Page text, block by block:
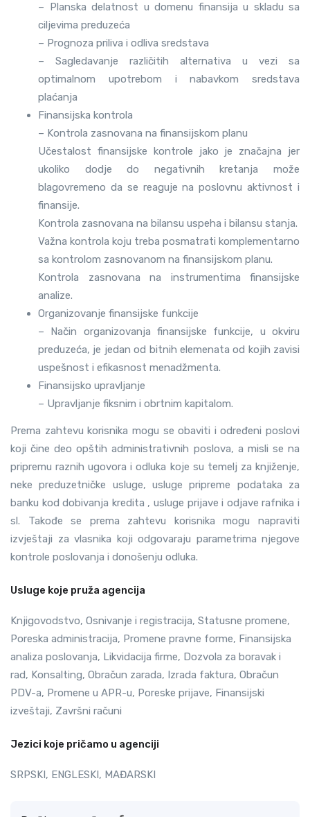
– Planska delatnost u domenu finansija u skladu sa
ciljevima preduzeća
– Prognoza priliva i odliva sredstava
– Sagledavanje različitih alternativa u vezi sa
optimalnom upotrebom i nabavkom sredstava
plaćanja
Finansijska kontrola
– Kontrola zasnovana na finansijskom planu
Učestalost finansijske kontrole jako je značajna jer
ukoliko dodje do negativnih kretanja može
blagovremeno da se reaguje na poslovnu aktivnost i
finansije.
Kontrola zasnovana na bilansu uspeha i bilansu stanja.
Važna kontrola koju treba posmatrati komplementarno
sa kontrolom zasnovanom na finansijskom planu.
Kontrola zasnovana na instrumentima finansijske
analize.
Organizovanje finansijske funkcije
– Način organizovanja finansijske funkcije, u okviru
preduzeća, je jedan od bitnih elemenata od kojih zavisi
uspešnost i efikasnost menadžmenta.
Finansijsko upravljanje
– Upravljanje fiksnim i obrtnim kapitalom.
Prema zahtevu korisnika mogu se obaviti i određeni poslovi
koji čine deo opštih administrativnih poslova, a misli se na
pripremu raznih ugovora i odluka koje su temelj za knjiženje,
neke preduzetničke usluge, usluge pripreme podataka za
banku kod dobivanja kredita , usluge prijave i odjave rafnika i
sl. Takođe se prema zahtevu korisnika mogu napraviti
izvještaji za vlasnika koji odgovaraju parametrima njegove
kontrole poslovanja i donošenju odluka.
Usluge koje pruža agencija
Knjigovodstvo, Osnivanje i registracija, Statusne promene,
Poreska administracija, Promene pravne forme, Finansijska
analiza poslovanja, Likvidacija firme, Dozvola za boravak i
rad, Konsalting, Obračun zarada, Izrada faktura, Obračun
PDV-a, Promene u APR-u, Poreske prijave, Finansijski
izveštaji, Završni računi
Jezici koje pričamo u agenciji
SRPSKI, ENGLESKI, MAĐARSKI